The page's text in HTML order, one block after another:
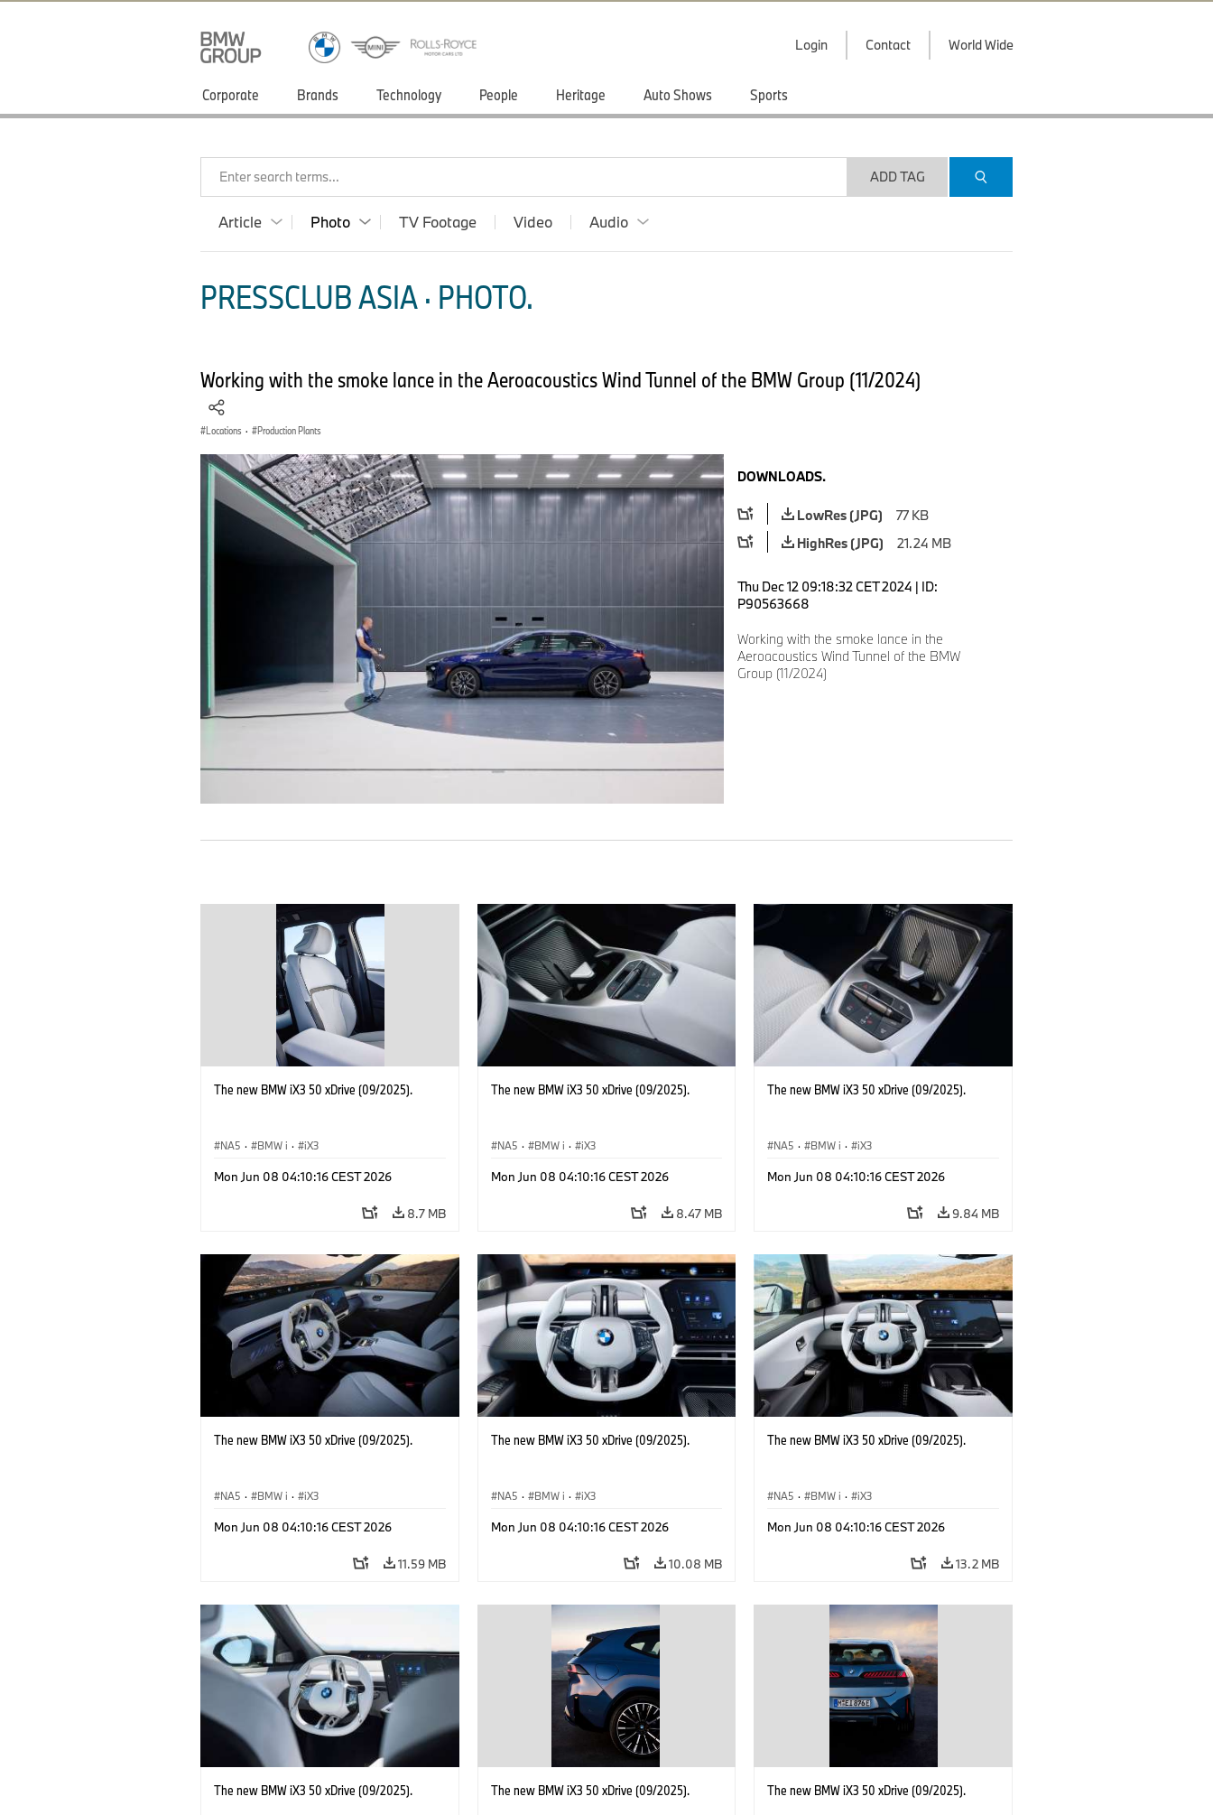
Login Contact World Wide
Corporate Brands Technology People Heritage Auto Shows Sports
Enter search terms... ADD TAG
Article Photo TV Footage Video Audio
PRESSCLUB ASIA · PHOTO.
Working with the smoke lance in the Aeroacoustics Wind Tunnel of the BMW Group (11/2024)
Locations · Production Plants
DOWNLOADS.
LowRes (JPG)
77 KB
HighRes (JPG)
21.24 MB
Thu Dec 12 09:18:32 CET 2024 | ID:
P90563668
Working with the smoke lance in the
Aeroacoustics Wind Tunnel of the BMW
Group (11/2024)
The new BMW iX3 50 xDrive (09/2025).
NA5 · BMW i · iX3
Mon Jun 08 04:10:16 CEST 2026
8.7 MB
The new BMW iX3 50 xDrive (09/2025).
NA5 · BMW i · iX3
Mon Jun 08 04:10:16 CEST 2026
8.47 MB
The new BMW iX3 50 xDrive (09/2025).
NA5 · BMW i · iX3
Mon Jun 08 04:10:16 CEST 2026
9.84 MB
The new BMW iX3 50 xDrive (09/2025).
NA5 · BMW i · iX3
Mon Jun 08 04:10:16 CEST 2026
11.59 MB
The new BMW iX3 50 xDrive (09/2025).
NA5 · BMW i · iX3
Mon Jun 08 04:10:16 CEST 2026
10.08 MB
The new BMW iX3 50 xDrive (09/2025).
NA5 · BMW i · iX3
Mon Jun 08 04:10:16 CEST 2026
13.2 MB
The new BMW iX3 50 xDrive (09/2025). The new BMW iX3 50 xDrive (09/2025). The new BMW iX3 50 xDrive (09/2025).